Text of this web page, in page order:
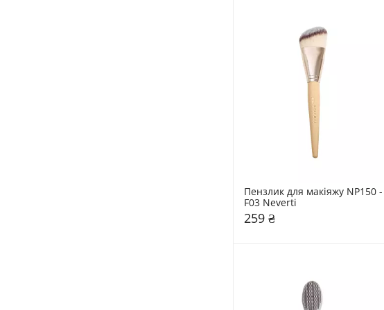
Пензлик для макіяжу NP150 -
F03 Neverti
259 ₴